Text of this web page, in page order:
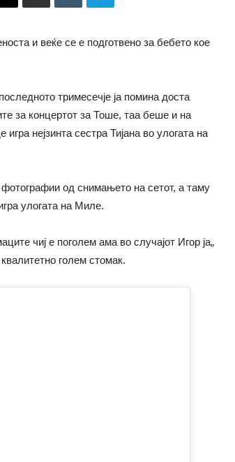
и веќе се е подготвено за бебето кое
тримесечје ја помина доста
за концертот за Тоше, таа беше и на
нејзинта сестра Тијана во улогата на
од снимањето на сетот, а таму
улогата на Миле.
чиј е поголем ама во случајот Игор ја„
голем стомак.